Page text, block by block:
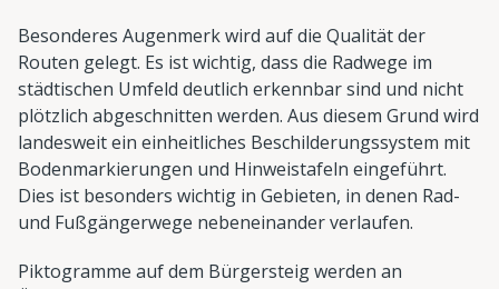
Besonderes Augenmerk wird auf die Qualität der
Routen gelegt. Es ist wichtig, dass die Radwege im
städtischen Umfeld deutlich erkennbar sind und nicht
plötzlich abgeschnitten werden. Aus diesem Grund wird
landesweit ein einheitliches Beschilderungssystem mit
Bodenmarkierungen und Hinweistafeln eingeführt.
Dies ist besonders wichtig in Gebieten, in denen Rad-
und Fußgängerwege nebeneinander verlaufen.
Piktogramme auf dem Bürgersteig werden an